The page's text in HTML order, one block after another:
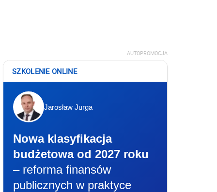
AUTOPROMOCJA
SZKOLENIE ONLINE
Jarosław Jurga
Nowa klasyfikacja
budżetowa od 2027 roku
– reforma finansów
publicznych w praktyce